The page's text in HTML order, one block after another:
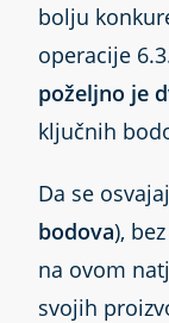
bolju
operacije
poželjno je
ključnih
Da se
bodova),
na ovom
svojih